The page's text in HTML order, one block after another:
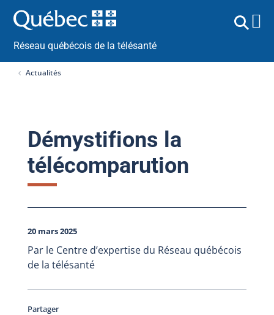
Réseau québécois de la télésanté
Actualités
Démystifions la
télécomparution
20 mars 2025
Par le Centre d’expertise du Réseau québécois
de la télésanté
Partager